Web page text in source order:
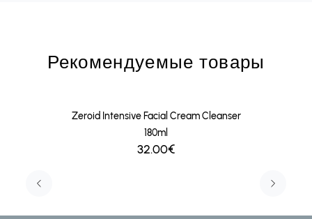
Рекомендуемые товары
Zeroid Intensive Facial Cream Cleanser
180ml
32.00€